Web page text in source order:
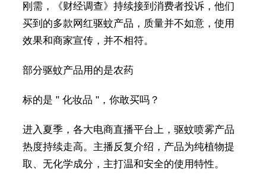
刚需，《财经调查》持续接到消费者投诉，他们
买到的多款网红驱蚊产品，质量并不如意，使用
效果和商家宣传，并不相符。
部分驱蚊产品用的是农药
标的是 " 化妆品 "，你敢买吗？
进入夏季，各大电商直播平台上，驱蚊喷雾产品
热度持续走高。主播反复介绍，产品为纯植物提
取、无化学成分，主打温和安全的使用特性。